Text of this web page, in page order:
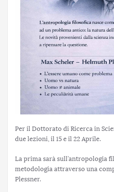
Per il Dottorato di Ricerca in
due lezioni, il 15 e il 22 Aprile.
La prima sarà sull’antropologia
metodologia attraverso una
Plessner.